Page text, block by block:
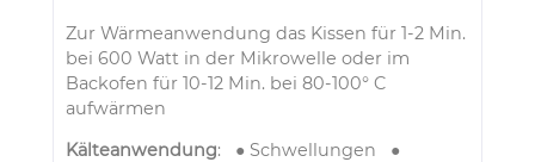
Zur Wärmeanwendung das Kissen für 1-2 Min.
bei 600 Watt in der Mikrowelle oder im
Backofen für 10-12 Min. bei 80-100° C
aufwärmen
Kälteanwendung: ● Schwellungen ●